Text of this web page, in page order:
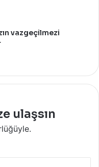
vazgeçilmezi
ulaşsın